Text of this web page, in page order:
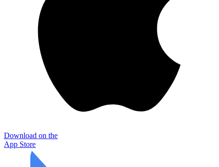
Download on the
App Store